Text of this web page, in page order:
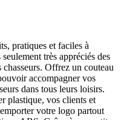
pratiques et faciles à
très appréciés des
chasseurs. Offrez un couteau
accompagner vos
dans tous leurs loisirs.
plastique, vos clients et
votre logo partout